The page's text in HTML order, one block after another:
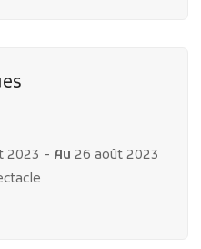
2023 - Au 26 août 2023